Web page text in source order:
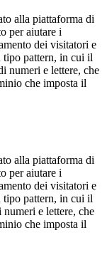
alla piattaforma di
per aiutare i
dei visitatori e
tipo pattern, in cui il
numeri e lettere, che
che imposta il
alla piattaforma di
per aiutare i
dei visitatori e
tipo pattern, in cui il
e lettere, che
che imposta il